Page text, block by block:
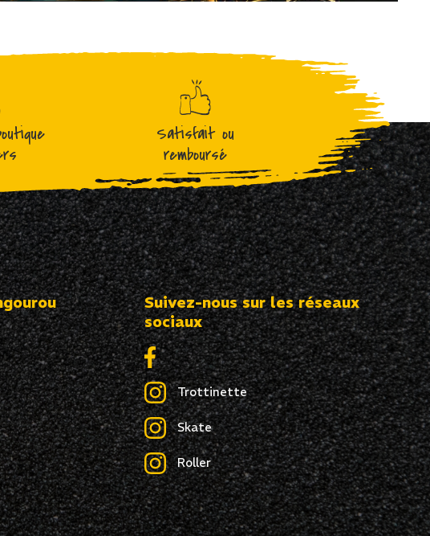
Satisfait ou
remboursé
Suivez-nous sur les réseaux
sociaux
Trottinette
Skate
Roller